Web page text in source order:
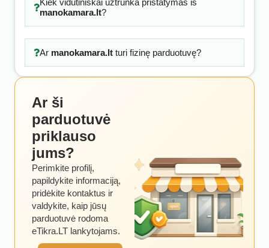
Kiek vidutiniškai užtrunka pristatymas iš
manokamara.lt?
Ar manokamara.ltturi fizinę parduotuvę?
Ar ši
parduotuvė
priklauso
jums?
Perimkite profilį,
papildykite informaciją,
pridėkite kontaktus ir
valdykite, kaip jūsų
parduotuvė rodoma
eTikra.LT lankytojams.